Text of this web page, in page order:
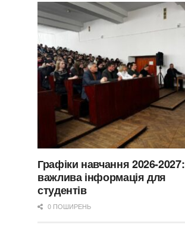
Графіки навчання 2026-2027:
важлива інформація для
студентів
0 ПОШИРЕНЬ